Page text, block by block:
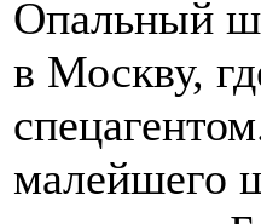
Опальный
в Москву,
малейшего